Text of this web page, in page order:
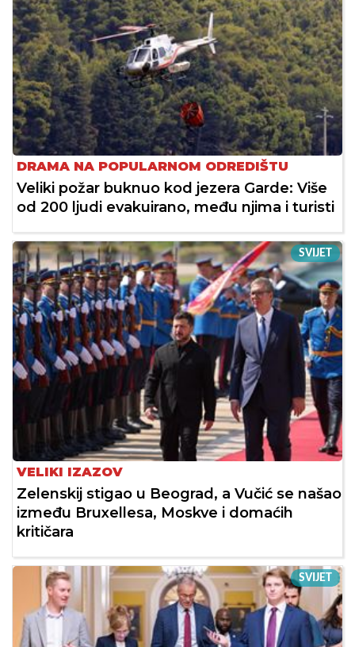
DRAMA NA POPULARNOM ODREDIŠTU
Veliki požar buknuo kod jezera Garde: Više
od 200 ljudi evakuirano, među njima i turisti
SVIJET
VELIKI IZAZOV
Zelenskij stigao u Beograd, a Vučić se našao
između Bruxellesa, Moskve i domaćih
kritičara
SVIJET